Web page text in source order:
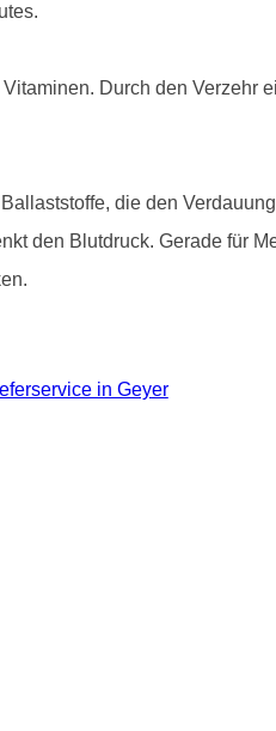
Durch den Verzehr
die den
den Blutdruck. Gerade für
in Geyer